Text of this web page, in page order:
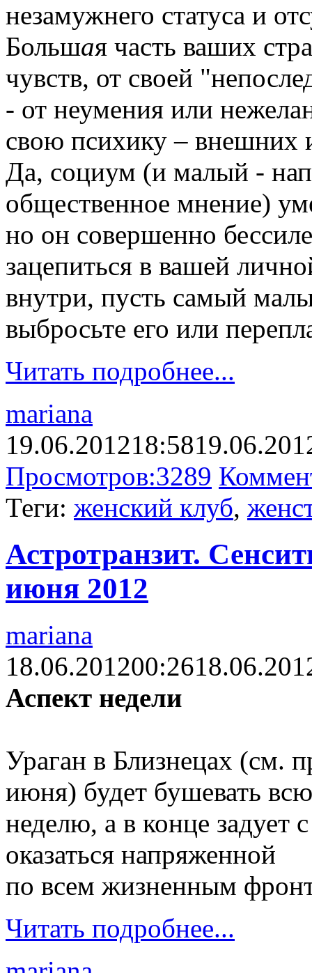
незамужнего статуса и
Большая часть ваших
чувств, от своей
- от неумения или
свою психику – внешних
Да, социум (и малый -
общественное мнение)
но он совершенно
зацепиться в вашей
внутри, пусть самый
выбросьте его или
Читать подробнее...
mariana
19.06.201218:58
Просмотров:3289
Теги: женский клуб,
Астротранзит.
июня 2012
mariana
18.06.201200:26
Аспект недели
Ураган в Близнецах (см.
июня) будет бушевать всю
неделю, а в конце задует
оказаться напряженной
по всем жизненным
Читать подробнее...